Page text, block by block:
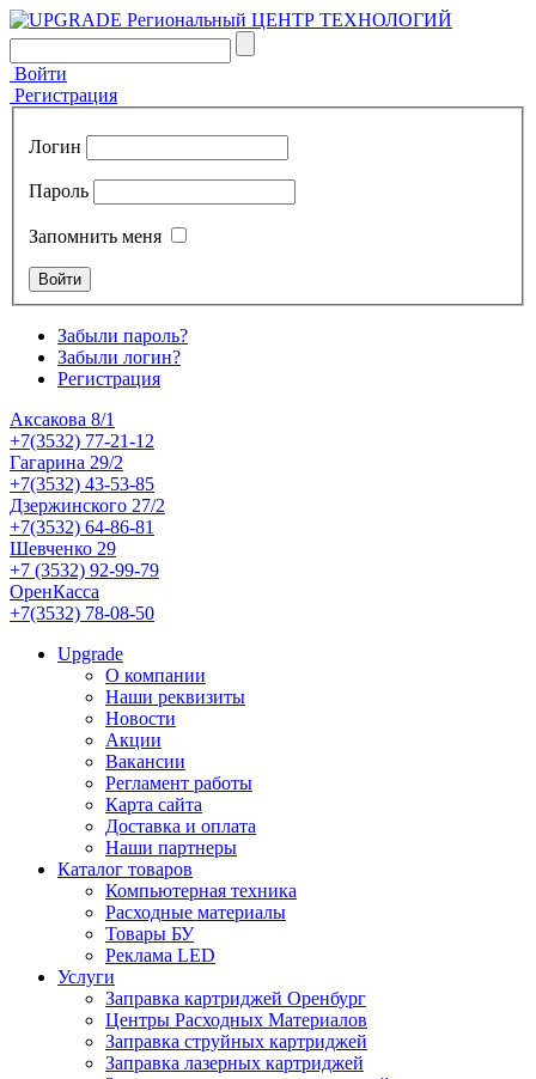
Войти
Регистрация
Логин
Пароль
Запомнить меня
Забыли пароль?
Забыли логин?
Регистрация
Аксакова 8/1
+7(3532) 77-21-12
Гагарина 29/2
+7(3532) 43-53-85
Дзержинского 27/2
+7(3532) 64-86-81
Шевченко 29
+7 (3532) 92-99-79
ОренКасса
+7(3532) 78-08-50
Upgrade
О компании
Наши реквизиты
Новости
Акции
Вакансии
Регламент работы
Карта сайта
Доставка и оплата
Наши партнеры
Каталог товаров
Компьютерная техника
Расходные материалы
Товары БУ
Реклама LED
Услуги
Заправка картриджей Оренбург
Центры Расходных Материалов
Заправка струйных картриджей
Заправка лазерных картриджей